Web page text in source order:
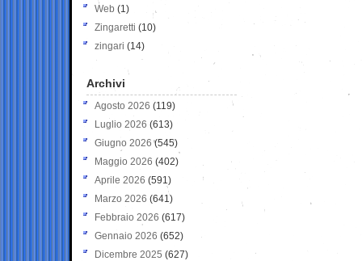
Web (1)
Zingaretti (10)
zingari (14)
Archivi
Agosto 2026 (119)
Luglio 2026 (613)
Giugno 2026 (545)
Maggio 2026 (402)
Aprile 2026 (591)
Marzo 2026 (641)
Febbraio 2026 (617)
Gennaio 2026 (652)
Dicembre 2025 (627)